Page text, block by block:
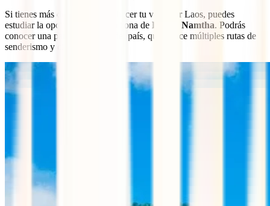
Si tienes más de 15 días para hacer tu viaje por Laos, puedes
estudiar la opción de visitar la zona de Luang Namtha. Podrás
conocer una parte muy rural del país, que ofrece múltiples rutas de
senderismo y ciclismo.